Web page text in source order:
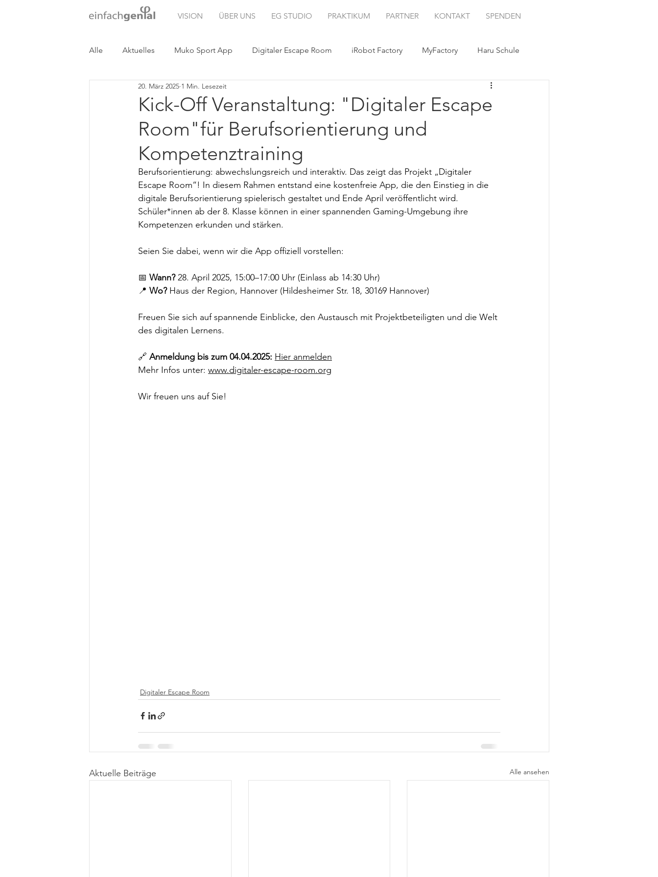
VISION ÜBER UNS EG STUDIO PRAKTIKUM PARTNER KONTAKT SPENDEN
Alle Aktuelles Muko Sport App Digitaler Escape Room iRobot Factory MyFactory Haru Schule
Cora - Company Rallye
Kick-Off Veranstaltung: "Digitaler Escape
Room"für Berufsorientierung und
Kompetenztraining
20. März 2025 1 Min. Lesezeit
Berufsorientierung: abwechslungsreich und interaktiv. Das zeigt das Projekt „Digitaler
Escape Room“! In diesem Rahmen entstand eine kostenfreie App, die den Einstieg in die
digitale Berufsorientierung spielerisch gestaltet und Ende April veröffentlicht wird.
Schüler*innen ab der 8. Klasse können in einer spannenden Gaming-Umgebung ihre
Kompetenzen erkunden und stärken.
Seien Sie dabei, wenn wir die App offiziell vorstellen:
📅 Wann? 28. April 2025, 15:00–17:00 Uhr (Einlass ab 14:30 Uhr)
📍 Wo? Haus der Region, Hannover (Hildesheimer Str. 18, 30169 Hannover)
Freuen Sie sich auf spannende Einblicke, den Austausch mit Projektbeteiligten und die Welt
des digitalen Lernens.
🔗 Anmeldung bis zum 04.04.2025: Hier anmelden
Mehr Infos unter: www.digitaler-escape-room.org
Wir freuen uns auf Sie!
Digitaler Escape Room
Aktuelle Beiträge Alle ansehen